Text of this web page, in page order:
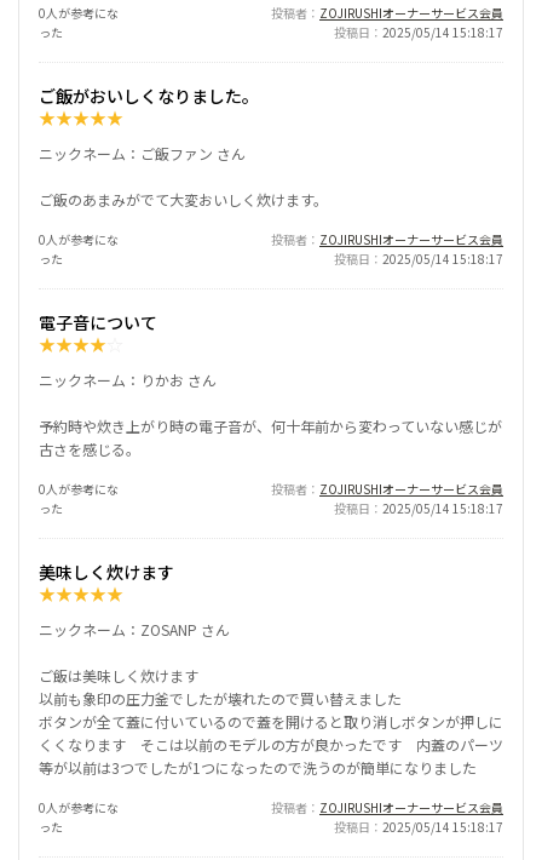
0人が参考にな
った
投稿者
ZOJIRUSHIオーナーサービス会員
投稿日
2025/05/14 15:18:17
ご飯がおいしくなりました。
★★★★★
ニックネーム：ご飯ファン さん
ご飯のあまみがでて大変おいしく炊けます。
0人が参考にな
った
投稿者
ZOJIRUSHIオーナーサービス会員
投稿日
2025/05/14 15:18:17
電子音について
★★★★
ニックネーム：りかお さん
予約時や炊き上がり時の電子音が、何十年前から変わっていない感じが
古さを感じる。
0人が参考にな
った
投稿者
ZOJIRUSHIオーナーサービス会員
投稿日
2025/05/14 15:18:17
美味しく炊けます
★★★★★
ニックネーム：ZOSANP さん
ご飯は美味しく炊けます
以前も象印の圧力釜でしたが壊れたので買い替えました
ボタンが全て蓋に付いているので蓋を開けると取り消しボタンが押しに
くくなります そこは以前のモデルの方が良かったです 内蓋のパーツ
等が以前は3つでしたが1つになったので洗うのが簡単になりました
0人が参考にな
った
投稿者
ZOJIRUSHIオーナーサービス会員
投稿日
2025/05/14 15:18:17